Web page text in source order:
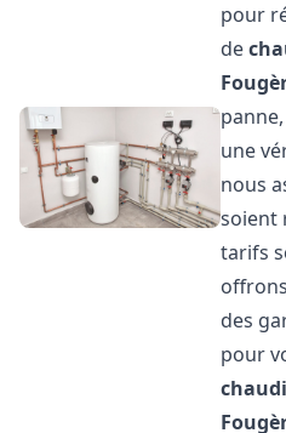
pour
de
une
nous
soient
tarifs
des
pour